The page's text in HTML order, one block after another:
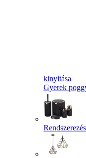
kinyitása
Gyerek